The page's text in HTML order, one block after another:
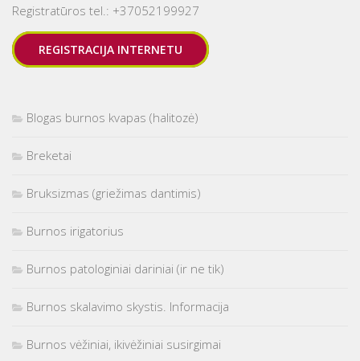
Registratūros tel.: +37052199927
REGISTRACIJA INTERNETU
Blogas burnos kvapas (halitozė)
Breketai
Bruksizmas (griežimas dantimis)
Burnos irigatorius
Burnos patologiniai dariniai (ir ne tik)
Burnos skalavimo skystis. Informacija
Burnos vėžiniai, ikivėžiniai susirgimai